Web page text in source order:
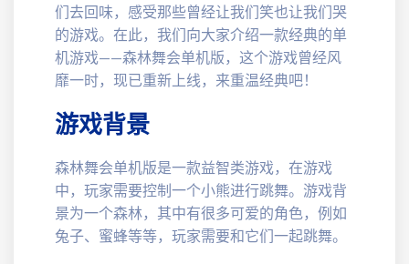
们去回味，感受那些曾经让我们笑也让我们哭
的游戏。在此，我们向大家介绍一款经典的单
机游戏——森林舞会单机版，这个游戏曾经风
靡一时，现已重新上线，来重温经典吧！
游戏背景
森林舞会单机版是一款益智类游戏，在游戏
中，玩家需要控制一个小熊进行跳舞。游戏背
景为一个森林，其中有很多可爱的角色，例如
兔子、蜜蜂等等，玩家需要和它们一起跳舞。